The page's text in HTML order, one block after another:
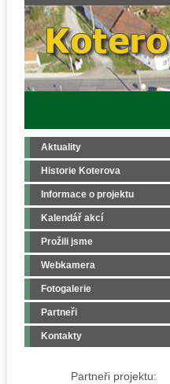
Aktuality
Historie Koterova
Informace o projektu
Kalendář akcí
Prožili jsme
Webkamera
Fotogalerie
Partneři
Kontakty
Partneři projektu: